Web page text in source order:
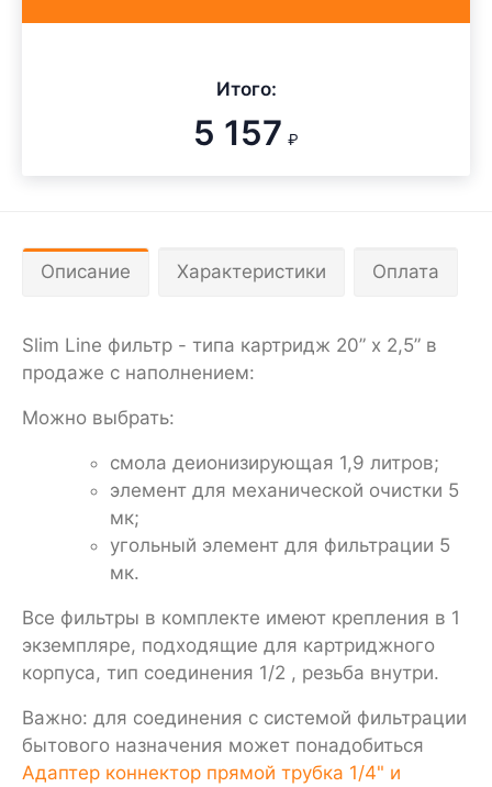
Итого:
5 157 ₽
Описание Характеристики Оплата
Slim Line фильтр - типа картридж 20” х 2,5” в
продаже с наполнением:
Можно выбрать:
смола деионизирующая 1,9 литров;
элемент для механической очистки 5
мк;
угольный элемент для фильтрации 5
мк.
Все фильтры в комплекте имеют крепления в 1
экземпляре, подходящие для картриджного
корпуса, тип соединения 1/2 , резьба внутри.
Важно: для соединения с системой фильтрации
бытового назначения может понадобиться
Адаптер коннектор прямой трубка 1/4" и